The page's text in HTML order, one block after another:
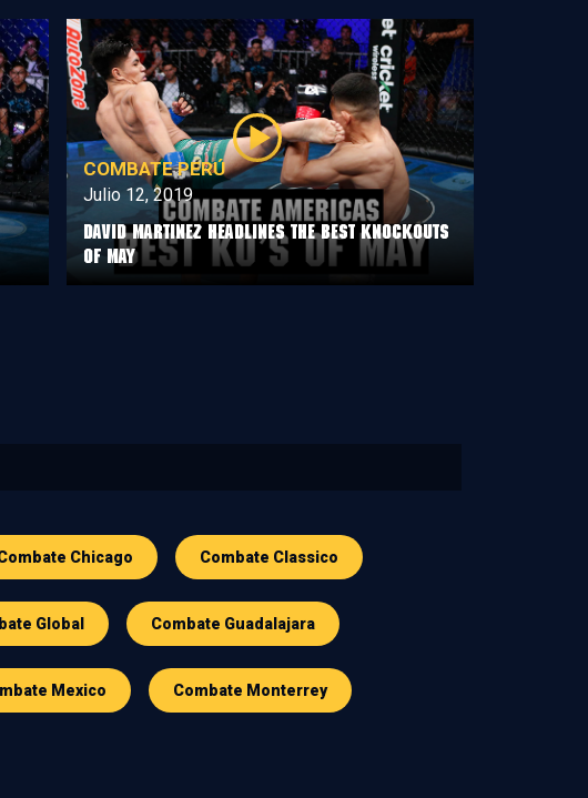
COMBATE PERÚ
Julio 12, 2019
David Martinez Headlines The Best Knockouts
Of May
Chicago Combate Classico
Global Combate Guadalajara
Mexico Combate Monterrey